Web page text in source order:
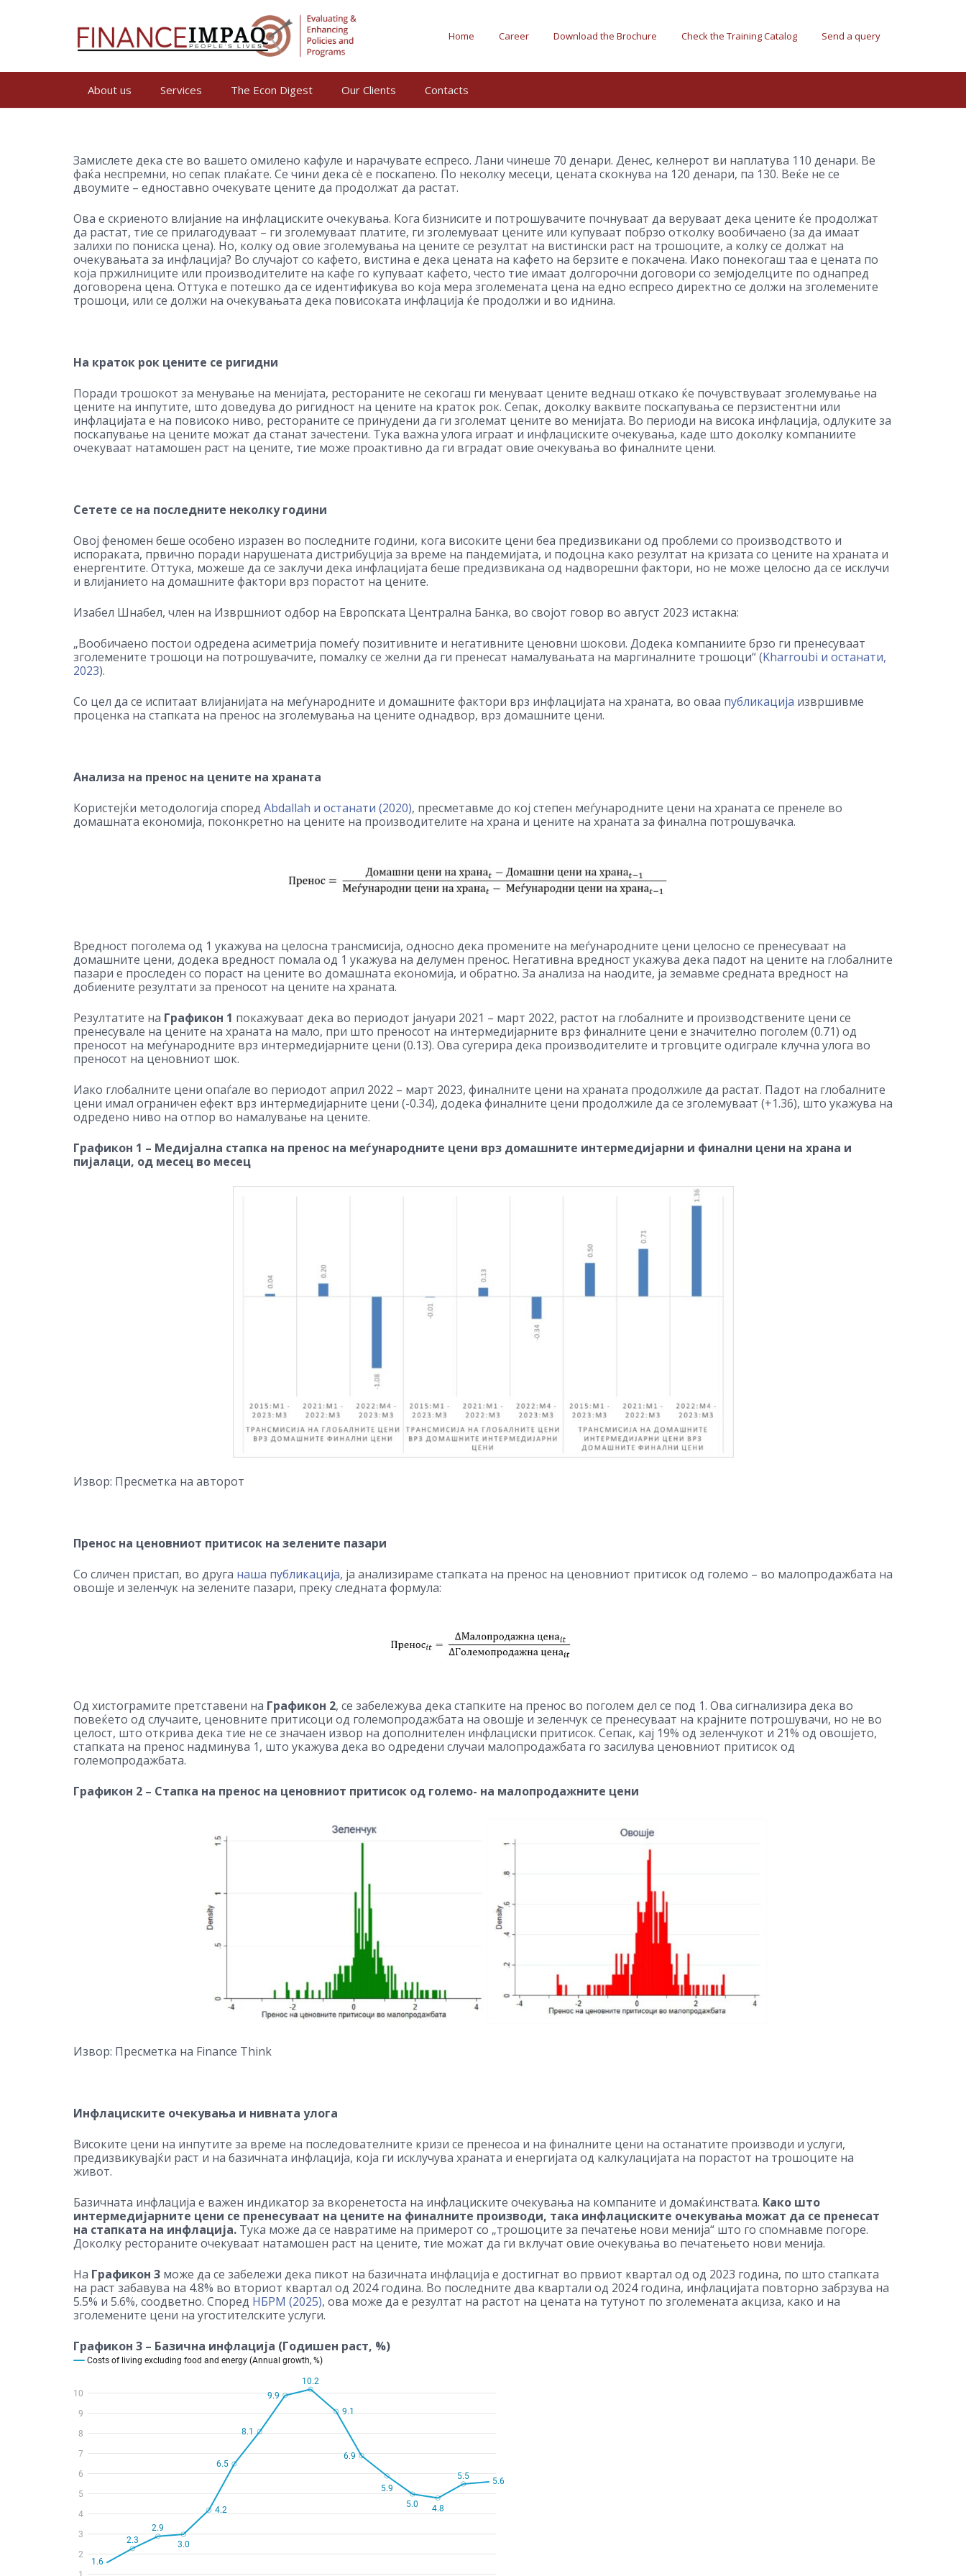
Home Career Download the Brochure Check the Training Catalog Send a query
About us Services The Econ Digest Our Clients Contacts
Замислете дека сте во вашето омилено кафуле и нарачувате еспресо. Лани чинеше 70 денари. Денес, келнерот ви наплатува 110 денари. Ве
фаќа неспремни, но сепак плаќате. Се чини дека сè е поскапено. По неколку месеци, цената скокнува на 120 денари, па 130. Веќе не се
двоумите – едноставно очекувате цените да продолжат да растат.
Ова е скриеното влијание на инфлациските очекувања. Кога бизнисите и потрошувачите почнуваат да веруваат дека цените ќе продолжат
да растат, тие се прилагодуваат – ги зголемуваат платите, ги зголемуваат цените или купуваат побрзо отколку вообичаено (за да имаат
залихи по пониска цена). Но, колку од овие зголемувања на цените се резултат на вистински раст на трошоците, а колку се должат на
очекувањата за инфлација? Во случајот со кафето, вистина е дека цената на кафето на берзите е покачена. Иако понекогаш таа е цената по
која пржилниците или производителите на кафе го купуваат кафето, често тие имаат долгорочни договори со земјоделците по однапред
договорена цена. Оттука е потешко да се идентификува во која мера зголемената цена на едно еспресо директно се должи на зголемените
трошоци, или се должи на очекувањата дека повисоката инфлација ќе продолжи и во иднина.
На краток рок цените се ригидни
Поради трошокот за менување на менијата, рестораните не секогаш ги менуваат цените веднаш откако ќе почувствуваат зголемување на
цените на инпутите, што доведува до ригидност на цените на краток рок. Сепак, доколку ваквите поскапувања се перзистентни или
инфлацијата е на повисоко ниво, рестораните се принудени да ги зголемат цените во менијата. Во периоди на висока инфлација, одлуките за
поскапување на цените можат да станат зачестени. Тука важна улога играат и инфлациските очекувања, каде што доколку компаниите
очекуваат натамошен раст на цените, тие може проактивно да ги вградат овие очекувања во финалните цени.
Сетете се на последните неколку години
Овој феномен беше особено изразен во последните години, кога високите цени беа предизвикани од проблеми со производството и
испораката, првично поради нарушената дистрибуција за време на пандемијата, и подоцна како резултат на кризата со цените на храната и
енергентите. Оттука, можеше да се заклучи дека инфлацијата беше предизвикана од надворешни фактори, но не може целосно да се исклучи
и влијанието на домашните фактори врз порастот на цените.
Изабел Шнабел, член на Извршниот одбор на Европската Централна Банка, во својот говор во август 2023 истакна:
„Вообичаено постои одредена асиметрија помеѓу позитивните и негативните ценовни шокови. Додека компаниите брзо ги пренесуваат
зголемените трошоци на потрошувачите, помалку се желни да ги пренесат намалувањата на маргиналните трошоци“ (Kharroubi и останати,
2023).
Со цел да се испитаат влијанијата на меѓународните и домашните фактори врз инфлацијата на храната, во оваа публикација извршивме
проценка на стапката на пренос на зголемувања на цените однадвор, врз домашните цени.
Анализа на пренос на цените на храната
Користејќи методологија според Abdallah и останати (2020), пресметавме до кој степен меѓународните цени на храната се пренеле во
домашната економија, поконкретно на цените на производителите на храна и цените на храната за финална потрошувачка.
Вредност поголема од 1 укажува на целосна трансмисија, односно дека промените на меѓународните цени целосно се пренесуваат на
домашните цени, додека вредност помала од 1 укажува на делумен пренос. Негативна вредност укажува дека падот на цените на глобалните
пазари е проследен со пораст на цените во домашната економија, и обратно. За анализа на наодите, ја земавме средната вредност на
добиените резултати за преносот на цените на храната.
Резултатите на Графикон 1 покажуваат дека во периодот јануари 2021 – март 2022, растот на глобалните и производствените цени се
пренесувале на цените на храната на мало, при што преносот на интермедијарните врз финалните цени е значително поголем (0.71) од
преносот на меѓународните врз интермедијарните цени (0.13). Ова сугерира дека производителите и трговците одиграле клучна улога во
преносот на ценовниот шок.
Иако глобалните цени опаѓале во периодот април 2022 – март 2023, финалните цени на храната продолжиле да растат. Падот на глобалните
цени имал ограничен ефект врз интермедијарните цени (-0.34), додека финалните цени продолжиле да се зголемуваат (+1.36), што укажува на
одредено ниво на отпор во намалување на цените.
Графикон 1 – Медијална стапка на пренос на меѓународните цени врз домашните интермедијарни и финални цени на храна и
пијалаци, од месец во месец
Извор: Пресметка на авторот
Пренос на ценовниот притисок на зелените пазари
Со сличен пристап, во друга наша публикација, ја анализираме стапката на пренос на ценовниот притисок од големо – во малопродажбата на
овошје и зеленчук на зелените пазари, преку следната формула:
Од хистограмите претставени на Графикон 2, се забележува дека стапките на пренос во поголем дел се под 1. Ова сигнализира дека во
повеќето од случаите, ценовните притисоци од големопродажбата на овошје и зеленчук се пренесуваат на крајните потрошувачи, но не во
целост, што открива дека тие не се значаен извор на дополнителен инфлациски притисок. Сепак, кај 19% од зеленчукот и 21% од овошјето,
стапката на пренос надминува 1, што укажува дека во одредени случаи малопродажбата го засилува ценовниот притисок од
големопродажбата.
Графикон 2 – Стапка на пренос на ценовниот притисок од големо- на малопродажните цени
Извор: Пресметка на Finance Think
Инфлациските очекувања и нивната улога
Високите цени на инпутите за време на последователните кризи се пренесоа и на финалните цени на останатите производи и услуги,
предизвикувајќи раст и на базичната инфлација, која ги исклучува храната и енергијата од калкулацијата на порастот на трошоците на
живот.
Базичната инфлација е важен индикатор за вкоренетоста на инфлациските очекувања на компаните и домаќинствата. Како што
интермедијарните цени се пренесуваат на цените на финалните производи, така инфлациските очекувања можат да се пренесат
на стапката на инфлација. Тука може да се навратиме на примерот со „трошоците за печатење нови менија“ што го спомнавме погоре.
Доколку рестораните очекуваат натамошен раст на цените, тие можат да ги вклучат овие очекувања во печатењето нови менија.
На Графикон 3 може да се забележи дека пикот на базичната инфлација е достигнат во првиот квартал од од 2023 година, по што стапката
на раст забавува на 4.8% во вториот квартал од 2024 година. Во последните два квартали од 2024 година, инфлацијата повторно забрзува на
5.5% и 5.6%, соодветно. Според НБРМ (2025), ова може да е резултат на растот на цената на тутунот по зголемената акциза, како и на
зголемените цени на угостителските услуги.
Графикон 3 – Базична инфлација (Годишен раст, %)